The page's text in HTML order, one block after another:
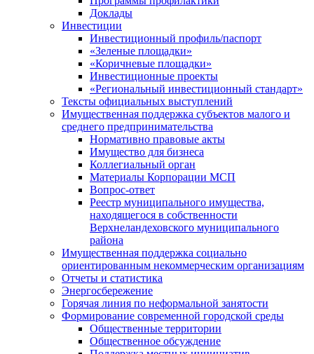
Доклады
Инвестиции
Инвестиционный профиль/паспорт
«Зеленые площадки»
«Коричневые площадки»
Инвестиционные проекты
«Региональный инвестиционный стандарт»
Тексты официальных выступлений
Имущественная поддержка субъектов малого и
среднего предпринимательства
Нормативно правовые акты
Имущество для бизнеса
Коллегиальный орган
Материалы Корпорации МСП
Вопрос-ответ
Реестр муниципального имущества,
находящегося в собственности
Верхнеландеховского муниципального
района
Имущественная поддержка социально
ориентированным некоммерческим организациям
Отчеты и статистика
Энергосбережение
Горячая линия по неформальной занятости
Формирование современной городской среды
Общественные территории
Общественное обсуждение